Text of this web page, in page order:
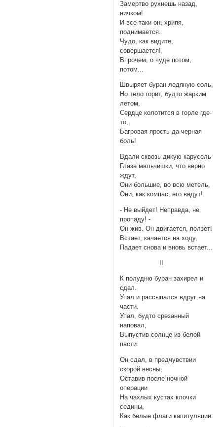
Замертво рухнешь назад,
ничком!
И все-таки он, хрипя,
поднимается.
Чудо, как видите,
совершается!
Впрочем, о чуде потом,
потом...
Швыряет буран ледяную соль,
Но тело горит, будто жарким
летом,
Сердце колотится в горле где-
то,
Багровая ярость да черная
боль!
Вдали сквозь дикую карусель
Глаза мальчишки, что верно
ждут,
Они большие, во всю метель,
Они, как компас, его ведут!
- Не выйдет! Неправда, не
пропаду! -
Он жив. Он двигается, ползет!
Встает, качается на ходу,
Падает снова и вновь встает...
II
К полудню буран захирел и
сдал.
Упал и рассыпался вдруг на
части.
Упал, будто срезанный
наповал,
Выпустив солнце из белой
пасти.
Он сдал, в предчувствии
скорой весны,
Оставив после ночной
операции
На чахлых кустах клочки
седины,
Как белые флаги капитуляции.